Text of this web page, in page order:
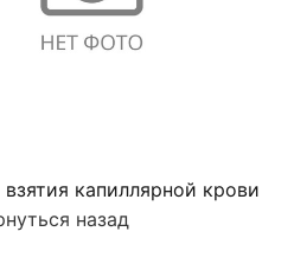
капиллярной крови
назад